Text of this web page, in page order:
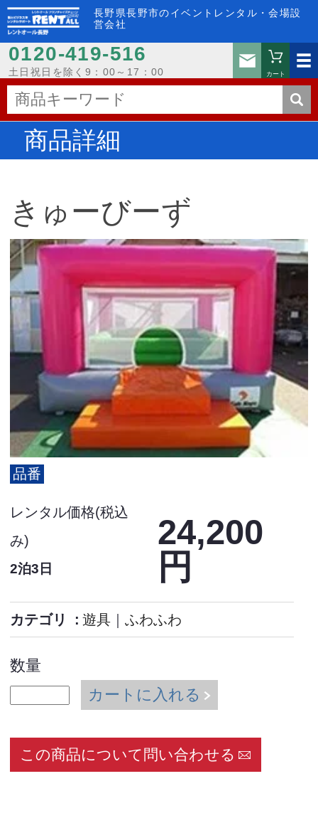
長野県長野市のイベントレンタル・会場設
営会社
0120-419-516
土日祝日を除く9：00～17：00
お問い
カート
商品詳細
きゅーびーず
品番
レンタル価格(税込
み)
2泊3日
24,200
円
カテゴリ 遊具 ふわふわ
数量
カートに入れる
この商品について問い合わせる